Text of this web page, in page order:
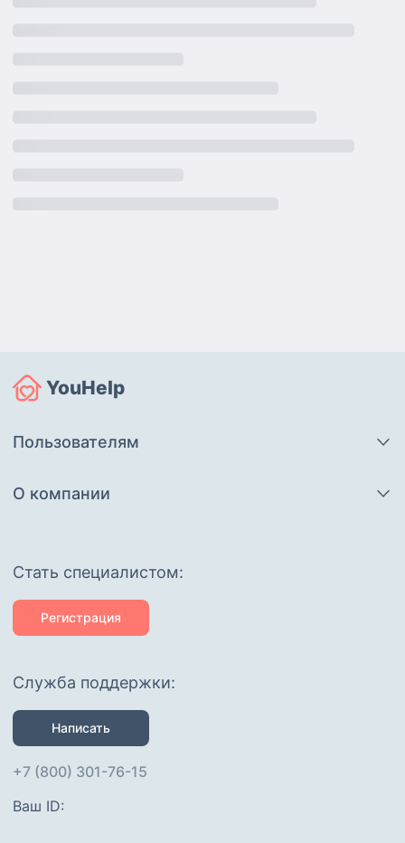
YouHelp
Пользователям
О компании
Cтать специалистом:
Регистрация
Служба поддержки:
Написать
+7 (800) 301-76-15
Ваш ID: